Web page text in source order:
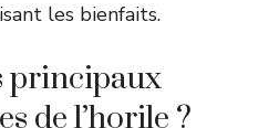
les bienfaits.
principaux
de l’horile ?